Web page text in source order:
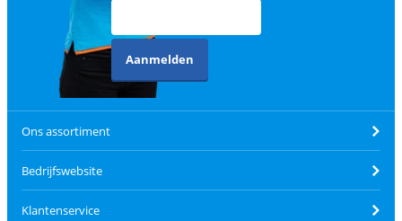
Aanmelden
Ons assortiment
Bedrijfswebsite
Klantenservice